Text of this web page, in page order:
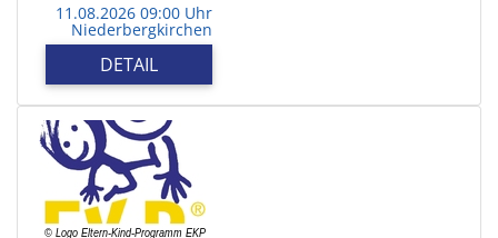
11.08.2026 09:00 Uhr
Niederbergkirchen
DETAIL